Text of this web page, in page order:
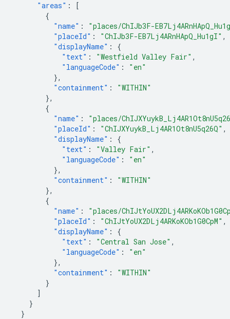
"areas" :
[
{
"name" :
"places/ChIJb3F-
"placeId" : "ChIJb3F-EB7Lj4ARnHApQ_Hu1gI" ,
"displayName" :
{
"text" : "Westfield Valley Fair" ,
"languageCode" :
"en"
},
"containment" :
"WITHIN"
},
{
"name" :
"places/
"placeId" : "ChIJXYuykB_Lj4AR1Ot8nU5q26Q" ,
"displayName" :
{
"text" : "Valley Fair" ,
"languageCode" :
"en"
},
"containment" :
"WITHIN"
},
{
"name" :
"places/
"placeId" : "ChIJtYoUX2DLj4ARKoKOb1G0CpM" ,
"displayName" :
{
"text" : "Central San Jose" ,
"languageCode" :
"en"
},
"containment" :
"WITHIN"
}
]
}
}